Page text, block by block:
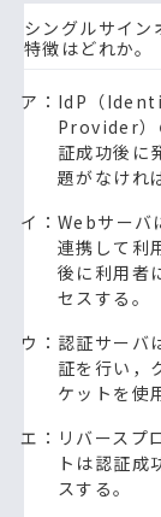
シングルサイン
特徴はどれか。
ア：IdP（
Provider）
証成功後に
題がなけれ
イ：Webサーバ
連携して利
後に利用者
セスする。
ウ：認証サー
証を行い，
ケットを使
エ：リバースプ
トは認証成
スする。